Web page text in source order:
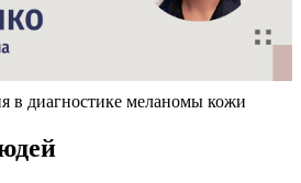
в диагностике меланомы кожи